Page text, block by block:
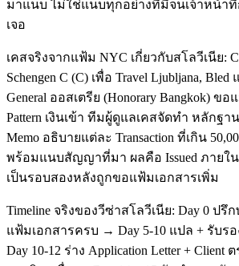
มาแนบ ไม่ใช่แนบทุกอย่างที่มีจนเจ้าหน้าที่
เจอ
เคสจริงจากแฟ้ม NYC เกี่ยวกับสโลวีเนีย:
Schengen C (C) เพื่อ Travel Ljubljana, Bled
General ออสเตรีย (Honorary Bangkok) ข
Pattern เงินเข้า ทีมผู้ดูแลเคสจัดทำ หลักฐา
Memo อธิบายแต่ละ Transaction ที่เกิน
พร้อมแนบสัญญาที่มา ผลคือ Issued ภายใ
เป็นรอบสองหลังถูกขอแฟ้มเอกสารเพิ่ม
Timeline จริงของวีซ่าสโลวีเนีย: Day 0 ปรึ
แฟ้มเอกสารครบ → Day 5-10 แปล + รับร
Day 10-12 ร่าง Application Letter + Client